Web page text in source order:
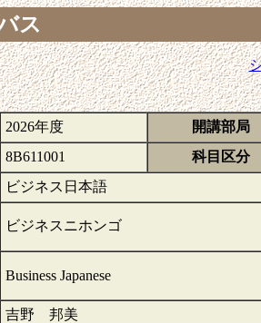
ス
2026年度
開講部局
8B611001
科目区分
ビジネス日本語
ビジネスニホンゴ
Business Japanese
吉野 邦美